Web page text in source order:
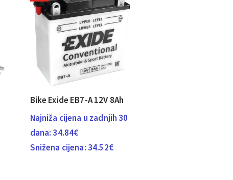
Bike Exide EB7-A 12V 8Ah
Najniža cijena u zadnjih 30
dana: 34.84€
Snižena cijena: 34.52€